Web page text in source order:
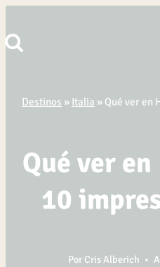
al
contenido
Destinos » Italia » Qué ver en
Qué ver
10
Por Cris Alberich